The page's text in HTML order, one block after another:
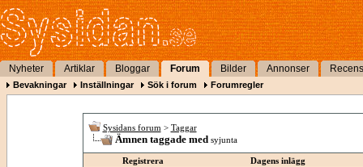
Nyheter Artiklar Bloggar Forum Bilder Annonser
Bevakningar Inställningar Sök i forum Forumregler
Sysidans forum > Taggar
Ämnen taggade med syjunta
Registrera Dagens inlägg